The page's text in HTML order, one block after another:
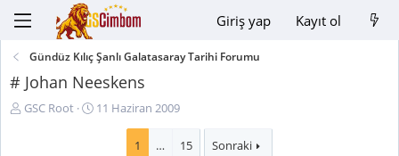
Giriş yap Kayıt ol
Gündüz Kılıç Şanlı Galatasaray Tarihi Forumu
# Johan Neeskens
K
GSC Root
B11 Haziran 2009
1 … 15 Sonraki